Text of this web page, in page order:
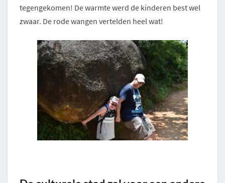
tegengekomen! De warmte werd de kinderen best wel
zwaar. De rode wangen vertelden heel wat!